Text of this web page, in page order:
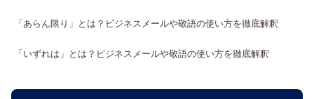
「あらん限り」とは？ビジネスメールや敬語の使い方を徹底解釈
「いずれは」とは？ビジネスメールや敬語の使い方を徹底解釈